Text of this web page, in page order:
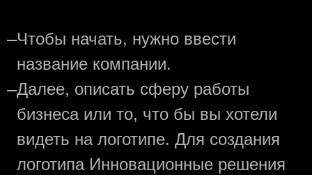
—Чтобы начать, нужно ввести
название компании.
—Далее, описать сферу работы
бизнеса или то, что бы вы хотели
видеть на логотипе. Для создания
логотипа Инновационные решения